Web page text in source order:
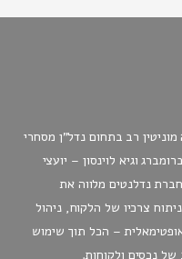
הוקמה בשנת 2009 לחברה מוניטין רב בתחום נדל"ן מסחרי
וגיא לוינסון – יועצי
נדלנטים מלווה את
צרכיו של הלקוח, ניהול
– הכל תוך שימוש
נכסים ולקוחות.